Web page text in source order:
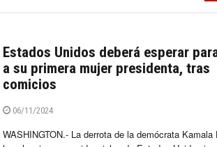
Estados Unidos deberá esperar
a su primera mujer presidenta, tras
comicios
06/11/2024
WASHINGTON.- La derrota de la demócrata Kamala